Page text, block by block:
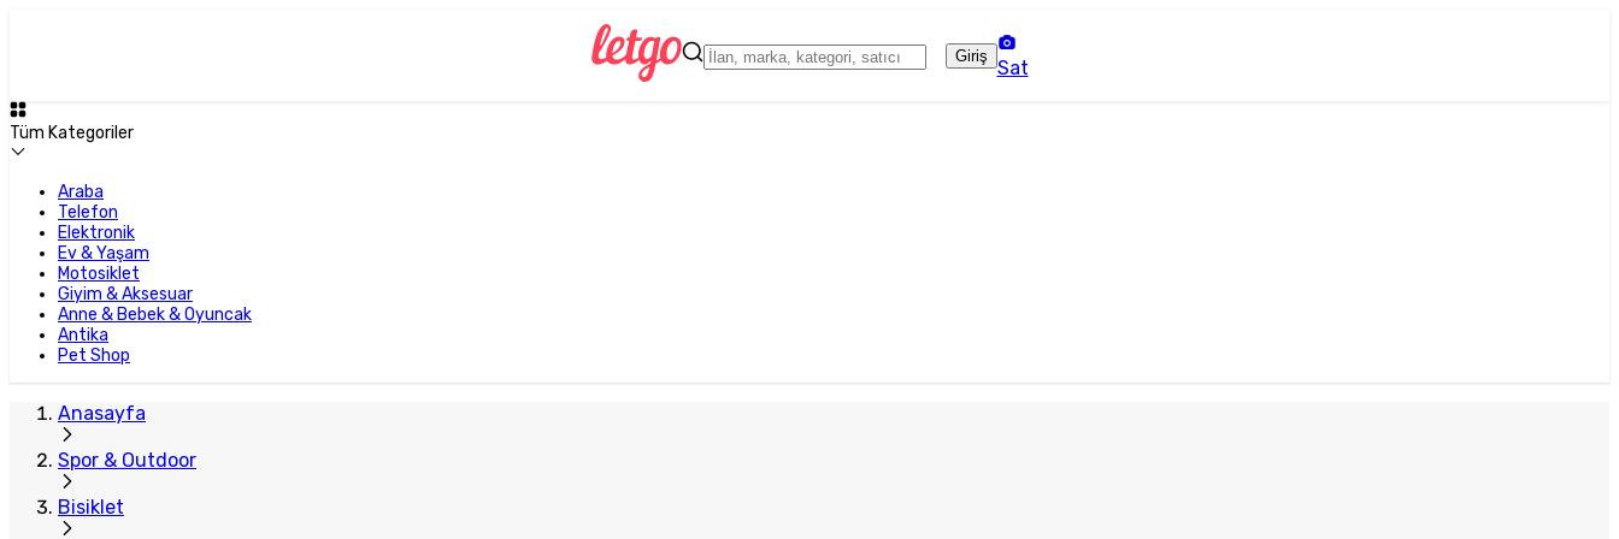
Giriş
Sat
Tüm Kategoriler
Araba
Telefon
Elektronik
Ev & Yaşam
Motosiklet
Giyim & Aksesuar
Anne & Bebek & Oyuncak
Antika
Pet Shop
Anasayfa
Spor & Outdoor
Bisiklet